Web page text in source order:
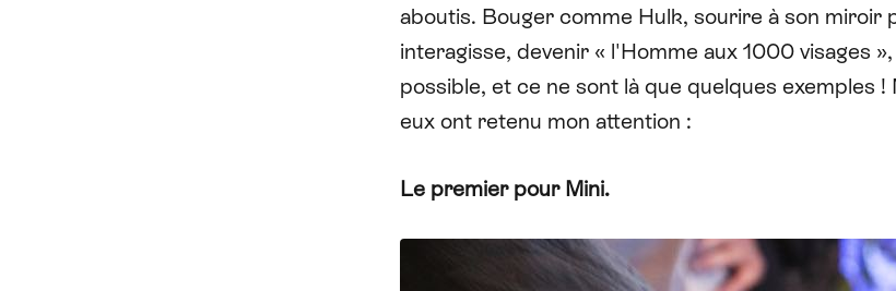
aboutis. Bouger comme Hulk, sourire à son miroir
interagisse, devenir « l'Homme aux 1000 visages
possible, et ce ne sont là que quelques exemples
eux ont retenu mon attention :
Le premier pour Mini.